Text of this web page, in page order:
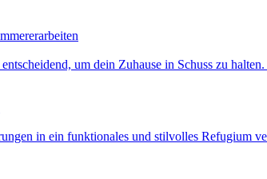
um dein Zuhause in Schuss zu
in ein funktionales und stilvolles Refugium